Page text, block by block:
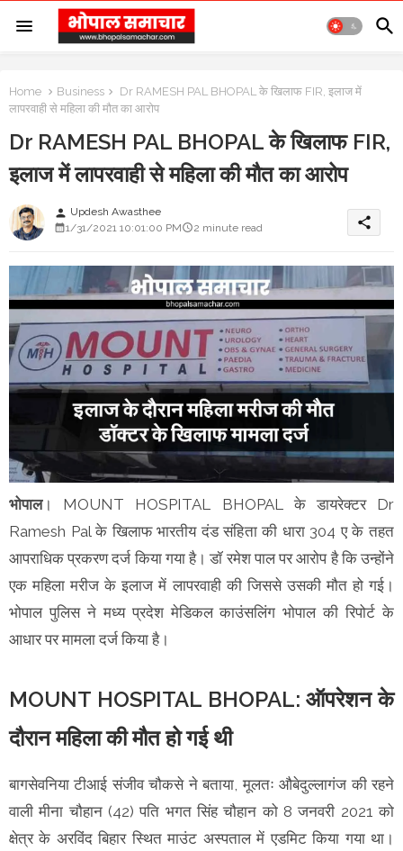
Home Business
Dr RAMESH PAL BHOPAL के खिलाफ FIR, इलाज में
लापरवाही से महिला की मौत का आरोप
Dr RAMESH PAL BHOPAL के खिलाफ FIR,
इलाज में लापरवाही से महिला की मौत का आरोप
person Updesh Awasthee
1/31/2021 10:01:00 PM
2 minute read share
भोपाल। MOUNT HOSPITAL BHOPAL के डायरेक्टर Dr
Ramesh Pal के खिलाफ भारतीय दंड संहिता की धारा 304 ए के तहत
आपराधिक प्रकरण दर्ज किया गया है। डॉ रमेश पाल पर आरोप है कि उन्होंने
एक महिला मरीज के इलाज में लापरवाही की जिससे उसकी मौत हो गई।
भोपाल पुलिस ने मध्य प्रदेश मेडिकल काउंसलिंग भोपाल की रिपोर्ट के
आधार पर मामला दर्ज किया है।
MOUNT HOSPITAL BHOPAL: ऑपरेशन के
दौरान महिला की मौत हो गई थी
बागसेवनिया टीआई संजीव चौकसे ने बताया, मूलतः औबेदुल्लागंज की रहने
वाली मीना चौहान (42) पति भगत सिंह चौहान को 8 जनवरी 2021 को
क्षेत्र के अरविंद बिहार स्थित माउंट अस्पताल में एडमिट किया गया था।